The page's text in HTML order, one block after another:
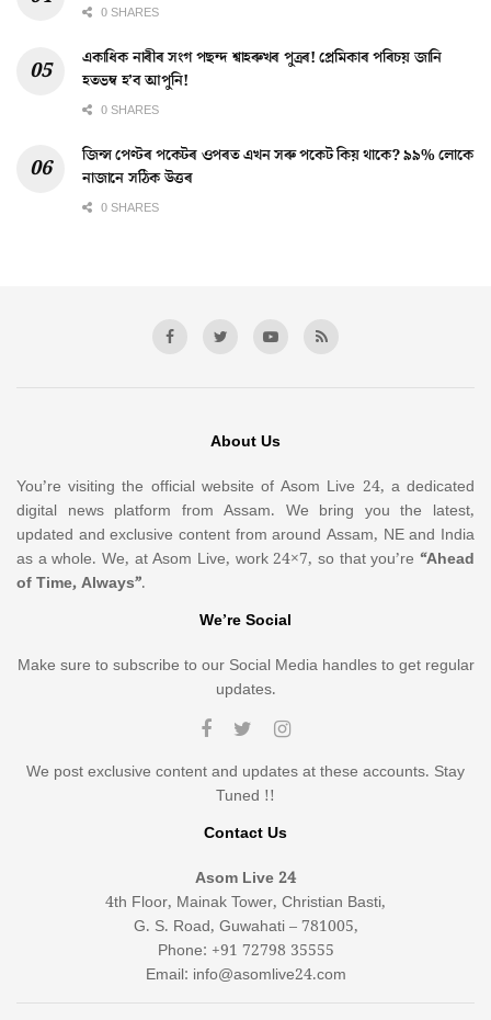
0 SHARES
একাধিক নাৰীৰ সংগ পছন্দ শ্বাহৰুখৰ পুত্ৰৰ! প্ৰেমিকাৰ পৰিচয় জানি
হতভম্ব হ’ব আপুনি!
0 SHARES
জিন্স পেণ্টৰ পকেটৰ ওপৰত এখন সৰু পকেট কিয় থাকে? ৯৯% লোকে
নাজানে সঠিক উত্তৰ
0 SHARES
About Us
You’re visiting the official website of Asom Live 24, a dedicated
digital news platform from Assam. We bring you the latest,
updated and exclusive content from around Assam, NE and India
as a whole. We, at Asom Live, work 24×7, so that you’re “Ahead
of Time, Always”.
We’re Social
Make sure to subscribe to our Social Media handles to get regular
updates.
We post exclusive content and updates at these accounts. Stay
Tuned !!
Contact Us
Asom Live 24
4th Floor, Mainak Tower, Christian Basti,
G. S. Road, Guwahati – 781005,
Phone: +91 72798 35555
Email: info@asomlive24.com